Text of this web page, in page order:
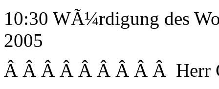
10:30 WÃ¼rdigung des
2005
Â Â Â Â Â Â Â Â Â Herr